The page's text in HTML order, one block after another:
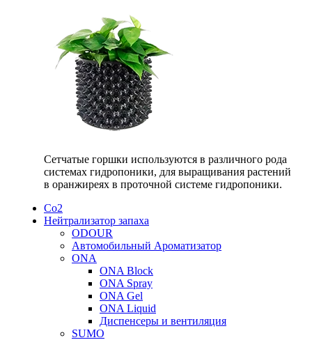
Сетчатые горшки используются в различного рода
системах гидропоники, для выращивания растений
в оранжиреях в проточной системе гидропоники.
Со2
Нейтрализатор запаха
ODOUR
Автомобильный Ароматизатор
ONA
ONA Block
ONA Spray
ONA Gel
ONA Liquid
Диспенсеры и вентиляция
SUMO